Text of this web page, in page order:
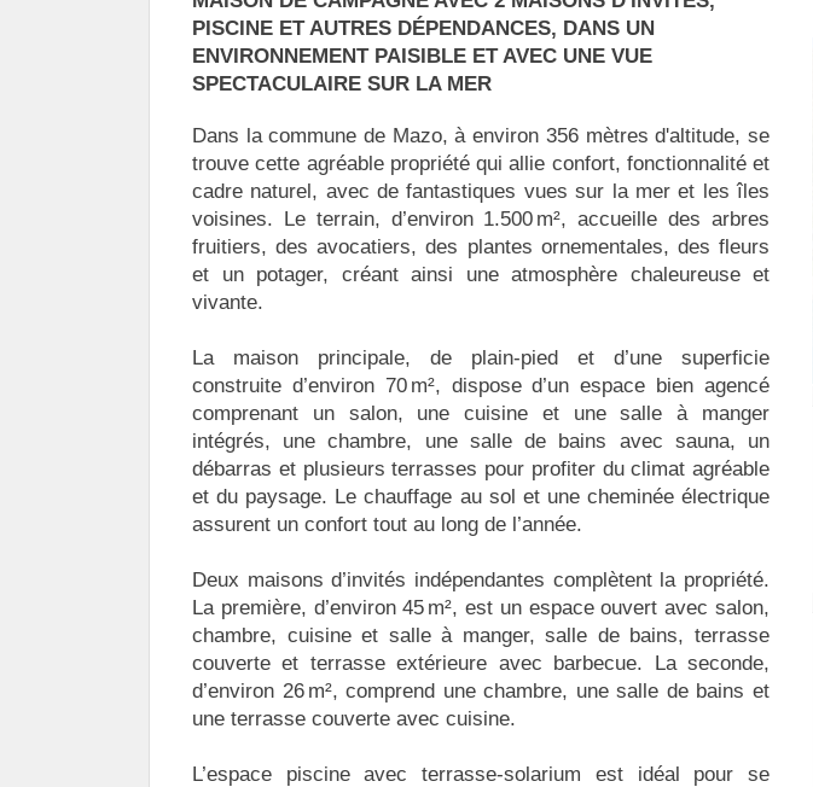
PISCINE ET AUTRES DÉPENDANCES, DANS UN
ENVIRONNEMENT PAISIBLE ET AVEC UNE VUE
SPECTACULAIRE SUR LA MER
Dans la commune de Mazo, à environ 356 mètres d'altitude, se
trouve cette agréable propriété qui allie confort, fonctionnalité et
cadre naturel, avec de fantastiques vues sur la mer et les îles
voisines. Le terrain, d’environ 1.500 m², accueille des arbres
fruitiers, des avocatiers, des plantes ornementales, des fleurs
et un potager, créant ainsi une atmosphère chaleureuse et
vivante.
La maison principale, de plain-pied et d’une superficie
construite d’environ 70 m², dispose d’un espace bien agencé
comprenant un salon, une cuisine et une salle à manger
intégrés, une chambre, une salle de bains avec sauna, un
débarras et plusieurs terrasses pour profiter du climat agréable
et du paysage. Le chauffage au sol et une cheminée électrique
assurent un confort tout au long de l’année.
Deux maisons d’invités indépendantes complètent la propriété.
La première, d’environ 45 m², est un espace ouvert avec salon,
chambre, cuisine et salle à manger, salle de bains, terrasse
couverte et terrasse extérieure avec barbecue. La seconde,
d’environ 26 m², comprend une chambre, une salle de bains et
une terrasse couverte avec cuisine.
L’espace piscine avec terrasse-solarium est idéal pour se